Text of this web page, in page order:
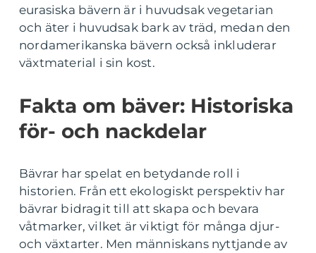
eurasiska bävern är i huvudsak vegetarian
och äter i huvudsak bark av träd, medan den
nordamerikanska bävern också inkluderar
växtmaterial i sin kost.
Fakta om bäver: Historiska
för- och nackdelar
Bävrar har spelat en betydande roll i
historien. Från ett ekologiskt perspektiv har
bävrar bidragit till att skapa och bevara
våtmarker, vilket är viktigt för många djur-
och växtarter. Men människans nyttjande av